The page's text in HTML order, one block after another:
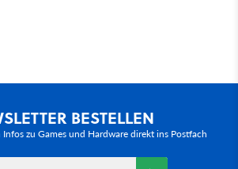
BESTELLEN
zu Games und Hardware direkt ins Postfach